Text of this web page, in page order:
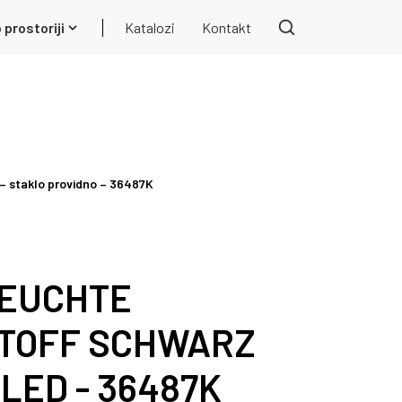
prostoriji Katalozi Kontakt
staklo providno – 36487K
SCHWARZ
- 36487K